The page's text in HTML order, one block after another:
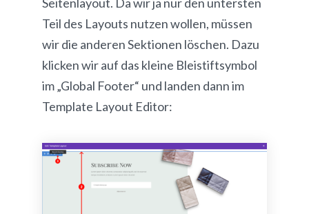
Teil des Layouts nutzen wollen, müssen
wir die anderen Sektionen löschen. Dazu
klicken wir auf das kleine Bleistiftsymbol
im „Global Footer“ und landen dann im
Template Layout Editor: